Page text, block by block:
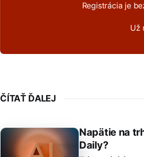
Registrácia je
Už
ČÍTAŤ ĎALEJ
Napätie na
Daily?